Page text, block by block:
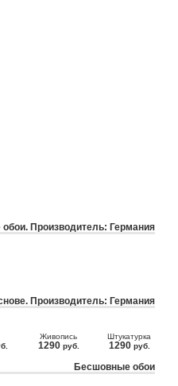
Производитель: Германия
Производитель: Германия
Живопись
1290 руб.
Штукатурка
1290 руб.
Бесшовные обои